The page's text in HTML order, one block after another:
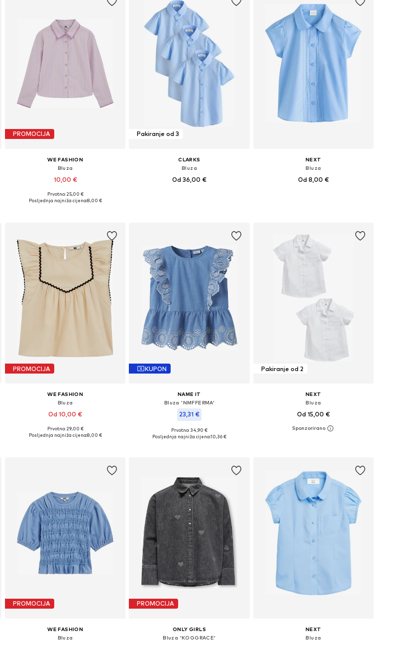
PROMOCIJA
WE FASHION
Bluza
10,00 €
Dostupno u više veličina
Prvotno: 25,00 €
Posljednja najniža cijena:8,00 €
Pakiranje od 3
CLARKS
Bluza
Od 36,00 €
NEXT
Bluza
Od 8,00 €
PROMOCIJA
WE FASHION
Bluza
Od 10,00 €
Dostupno u više veličina
Prvotno: 29,00 €
Posljednja najniža cijena:8,00 €
KUPON
NAME IT
Bluza 'NMFFERMA'
23,31 €
Dostupne veličine: 92, 98, 104, 110, 116
Prvotno: 34,90 €
Posljednja najniža cijena:10,36 €
Pakiranje od 2
NEXT
Bluza
Od 15,00 €
Dostupno u više veličina
PROMOCIJA
WE FASHION
Bluza
PROMOCIJA
ONLY GIRLS
Bluza 'KOGGRACE'
NEXT
Bluza